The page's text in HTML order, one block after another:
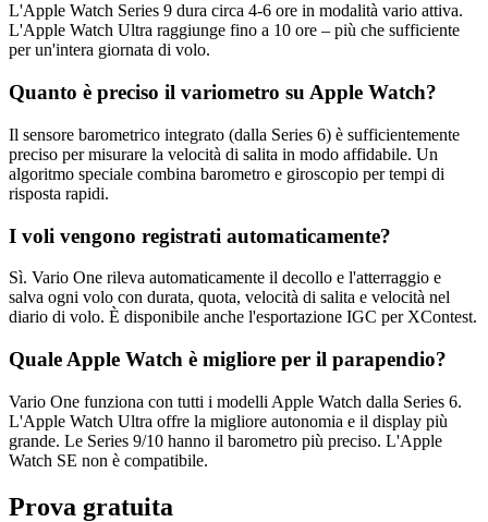
L'Apple Watch Series 9 dura circa 4-6 ore in modalità vario attiva.
L'Apple Watch Ultra raggiunge fino a 10 ore – più che sufficiente
per un'intera giornata di volo.
Quanto è preciso il variometro su Apple Watch?
Il sensore barometrico integrato (dalla Series 6) è sufficientemente
preciso per misurare la velocità di salita in modo affidabile. Un
algoritmo speciale combina barometro e giroscopio per tempi di
risposta rapidi.
I voli vengono registrati automaticamente?
Sì. Vario One rileva automaticamente il decollo e l'atterraggio e
salva ogni volo con durata, quota, velocità di salita e velocità nel
diario di volo. È disponibile anche l'esportazione IGC per XContest.
Quale Apple Watch è migliore per il parapendio?
Vario One funziona con tutti i modelli Apple Watch dalla Series 6.
L'Apple Watch Ultra offre la migliore autonomia e il display più
grande. Le Series 9/10 hanno il barometro più preciso. L'Apple
Watch SE non è compatibile.
Prova gratuita